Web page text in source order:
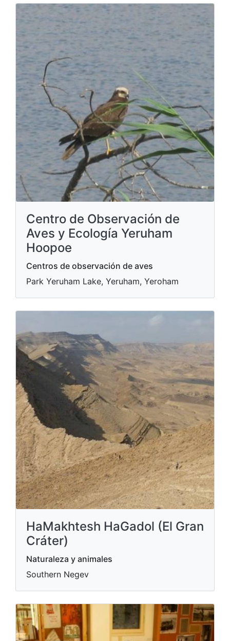
Centro de Observación de
Aves y Ecología Yeruham
Hoopoe
Centros de observación de aves
Park Yeruham Lake, Yeruham, Yeroham
HaMakhtesh HaGadol (El Gran
Cráter)
Naturaleza y animales
Southern Negev